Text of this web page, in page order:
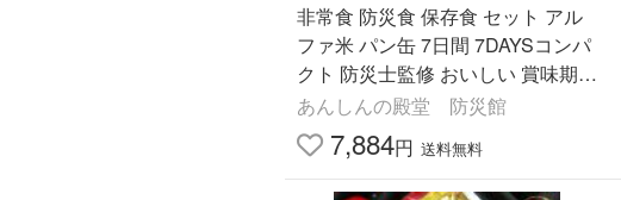
非常食 防災食 保存食 セット アル
ファ米 パン缶 7日間 7DAYSコンパ
クト 防災士監修 おいしい 賞味期限
2030年12月迄
あんしんの殿堂 防災館
7,884円 送料無料